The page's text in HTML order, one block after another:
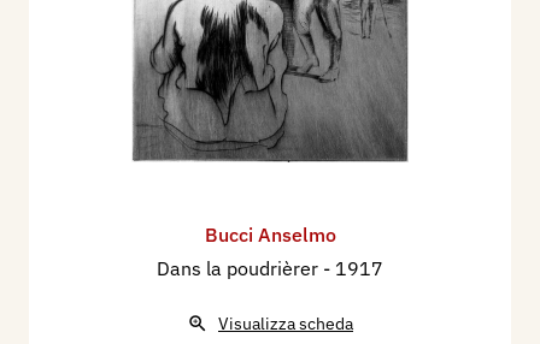
Bucci Anselmo
Dans la poudrièrer - 1917
Visualizza scheda